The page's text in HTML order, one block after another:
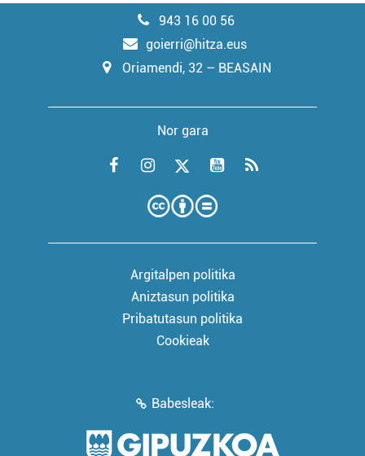
943 16 00 56
goierri@hitza.eus
Oriamendi, 32 – BEASAIN
Nor gara
Argitalpen politika
Aniztasun politika
Pribatutasun politika
Cookieak
Babesleak: